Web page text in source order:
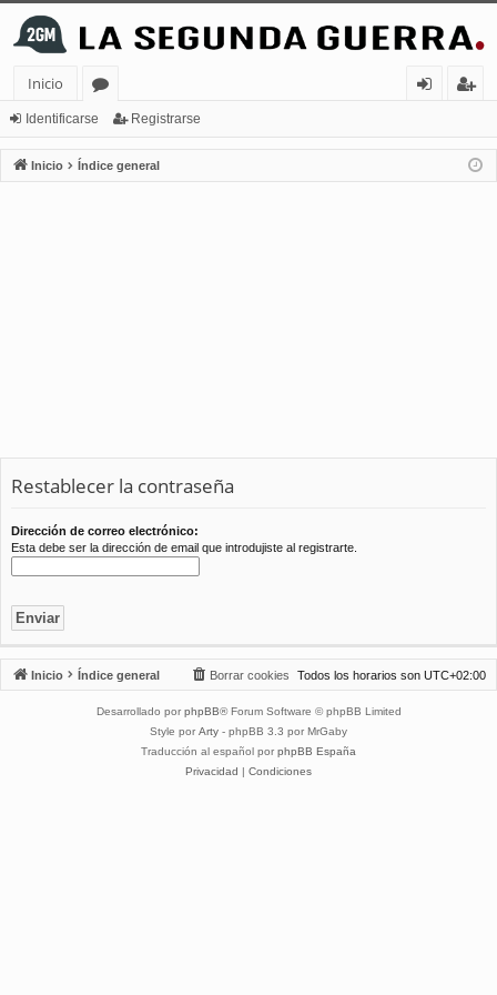
Inicio
or
os
nt
ifi
ist
ra
Identificarse Registrarse
Inicio Índice general
Restablecer la contraseña
Dirección de correo electrónico:
Esta debe ser la dirección de email que introdujiste al registrarte.
Inicio Índice general Todos los horarios son UTC+02:00
Borrar cookies
Desarrollado por phpBB® Forum Software © phpBB Limited
Style por Arty - phpBB 3.3 por MrGaby
Traducción al español por phpBB España
Privacidad | Condiciones